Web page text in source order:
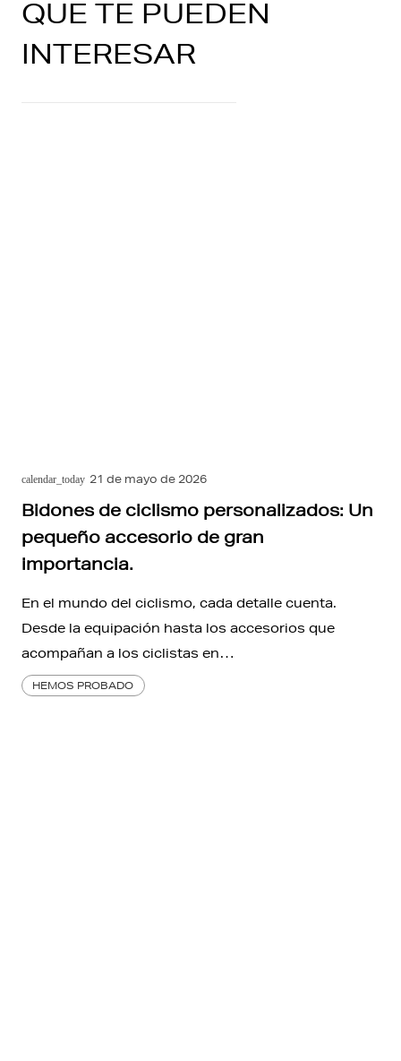
QUE TE PUEDEN
INTERESAR
calendar_today 21 de mayo de 2026
Bidones de ciclismo personalizados: Un
pequeño accesorio de gran
importancia.
En el mundo del ciclismo, cada detalle cuenta.
Desde la equipación hasta los accesorios que
acompañan a los ciclistas en…
HEMOS PROBADO